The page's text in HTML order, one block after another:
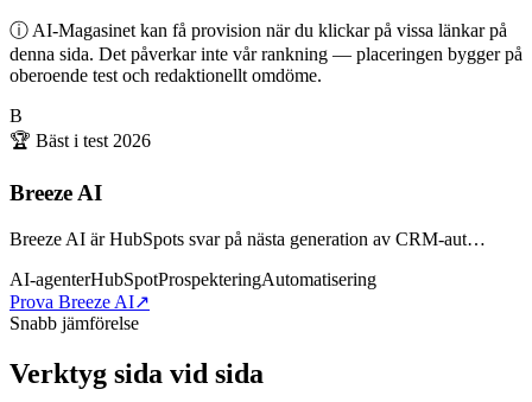
ⓘ AI-Magasinet kan få provision när du klickar på vissa länkar på
denna sida. Det påverkar inte vår rankning — placeringen bygger på
oberoende test och redaktionellt omdöme.
B
🏆 Bäst i test 2026
Breeze AI
Breeze AI är HubSpots svar på nästa generation av CRM-aut…
AI-agenterHubSpotProspekteringAutomatisering
Prova Breeze AI↗
Snabb jämförelse
Verktyg sida vid sida